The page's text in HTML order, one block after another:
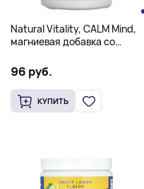
Natural Vitality, CALM Mind,
магниевая добавка со
напитков с L-теанином, мед и
ромашка, 168 г (6 унций)
96 руб.
КУПИТЬ